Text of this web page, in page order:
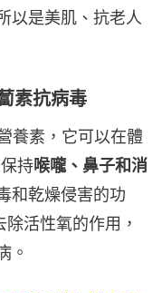
以是美肌、抗老人
素抗病毒
養素，它可以在體
持喉嚨、鼻子和消
和乾燥侵害的功
活性氧的作用，
。